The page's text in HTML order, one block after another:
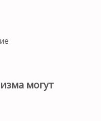
могут